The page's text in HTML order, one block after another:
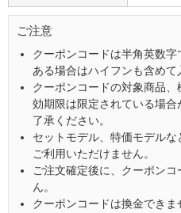
ご注意
クーポンコードは半角英数
ある場合はハイフンも含めて
クーポンコードの対象商品
効期限は限定されている場
了承ください。
セットモデル、特価モデル
ご利用いただけません。
ご注文確定後に、クーポン
ん。
クーポンコードは換金できま